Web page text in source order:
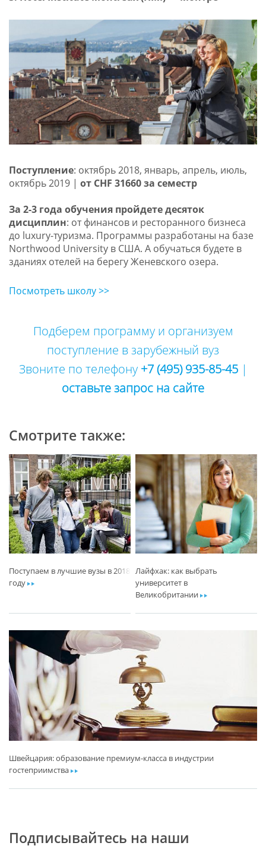
Поступление: октябрь 2018, январь, апрель, июль,
октябрь 2019 | от CHF 31660 за семестр
За 2-3 года обучения пройдете десяток
дисциплин: от финансов и ресторанного бизнеса
до luxury-туризма. Программы разработаны на базе
Northwood University в США. А обучаться будете в
зданиях отелей на берегу Женевского озера.
Посмотреть школу >>
Подберем программу и организуем
поступление в зарубежный вуз
Звоните по телефону +7 (495) 935-85-45|
оставьте запрос на сайте
Смотрите также:
Поступаем в лучшие вузы в 2018
годуar
Лайфхак: как выбрать
университет в
Великобританииar
Швейцария: образование премиум-класса в индустрии
гостеприимстваar
Подписывайтесь на наши